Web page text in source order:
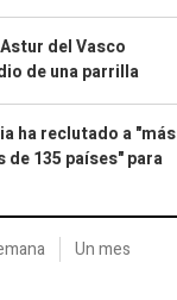
del Vasco
de una parrilla
ha reclutado a "más
de 135 países" para
Un mes